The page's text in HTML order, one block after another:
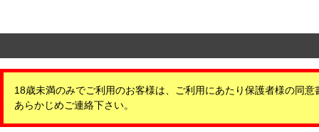
18歳未満のみでご利用のお客様は、ご利用にあたり保護者様の同意
あらかじめご連絡下さい。